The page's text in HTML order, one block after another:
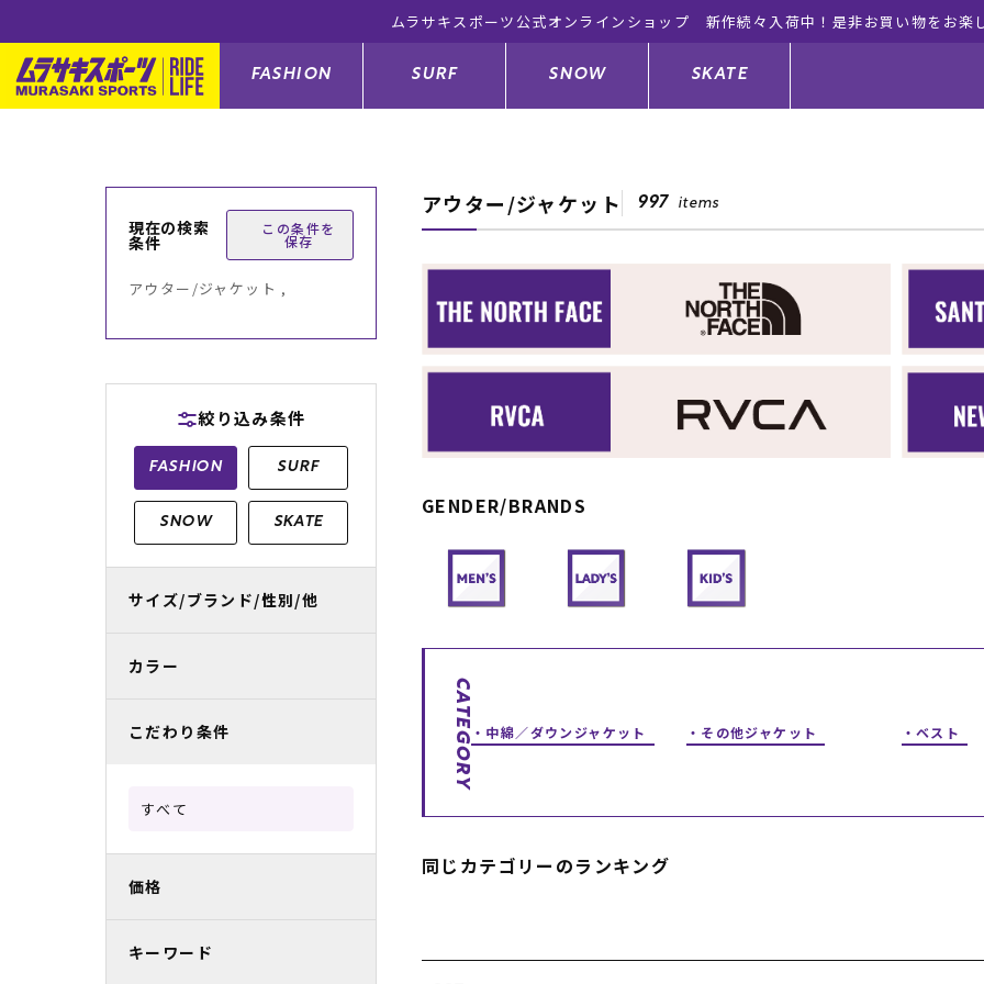
ムラサキスポーツ公式オンラインショップ 新作続々入荷中！是非お買い物をお楽
FASHION
アウター/ジャケット トップス
シューズ サンダル
バッグ
メンズ水着 メンズラッシュガード
レディースラッシュガード レディースフィットネス
FASHION TOP
SURF
サーフボード ウェットスーツ
サーフボードメンテナンスグッズ キッズサーフィン
ボディーボード
GO ボディーボード 中古/アウトレット サーフボード 中古/アウトレット ウェットスーツ
SNOW
スノーボード板 バインディング
スノーボードセット スノーボードウェア
スノーボードゴーグル
キッズスノーボードセット スノーボードグッズ スノーボードメンテナンスグッズ
スノーボード レンタル リフト電子チケット
中古/アウトレット スノーウェア
SKATE
スケートボード キッズスケートボード
スケートボードグッズ
スケートボードメンテナンスグッ
GO スケートセット
アウター/ジャケット 997 items
GENDER/BRANDS
CATEGORY 中綿／ダウンジャケット その他ジャケット ベスト
同じカテゴリーのランキング
現在の検索
条件
この条件を
保存
アウター/ジャケット ,
絞り込み条件
FASHION SURF
SNOW SKATE
サイズ/ブランド/性別/他
カラー
こだわり条件
すべて
価格
キーワード